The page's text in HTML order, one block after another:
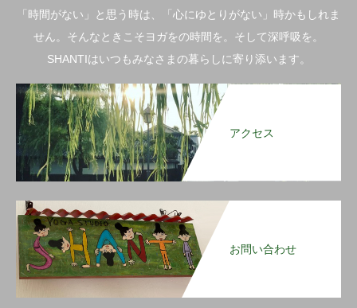
「時間がない」と思う時は、「心にゆとりがない」時かもしれま
せん。そんなときこそヨガをの時間を。そして深呼吸を。
SHANTIはいつもみなさまの暮らしに寄り添います。
アクセス
お問い合わせ